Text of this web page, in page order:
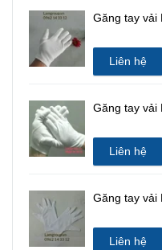
Găng tay vải
Liên hệ
Găng tay vải
Liên hệ
Găng tay vải
Liên hệ